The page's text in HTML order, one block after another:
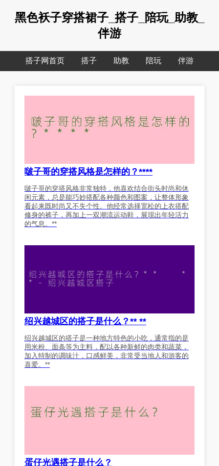
黑色袄子穿搭裙子_搭子_陪玩_助教_
伴游
搭子网首页 搭子 助教 陪玩 伴游
啵子哥的穿搭风格是怎样的？****
啵子哥的穿搭风格非常独特，他喜欢结合街头时尚和休
闲元素，总是能巧妙搭配各种颜色和图案，让整体形象
看起来既时尚又不失个性。他经常选择宽松的上衣搭配
修身的裤子，再加上一双潮流运动鞋，展现出年轻活力
的气息。**
绍兴越城区的搭子是什么？** **
绍兴越城区的搭子是一种地方特色的小吃，通常指的是
用米粉、面条等为主料，配以各种新鲜的肉类和蔬菜，
加入特制的调味汁，口感鲜美，非常受当地人和游客的
喜爱。**
蛋仔光遇搭子是什么？